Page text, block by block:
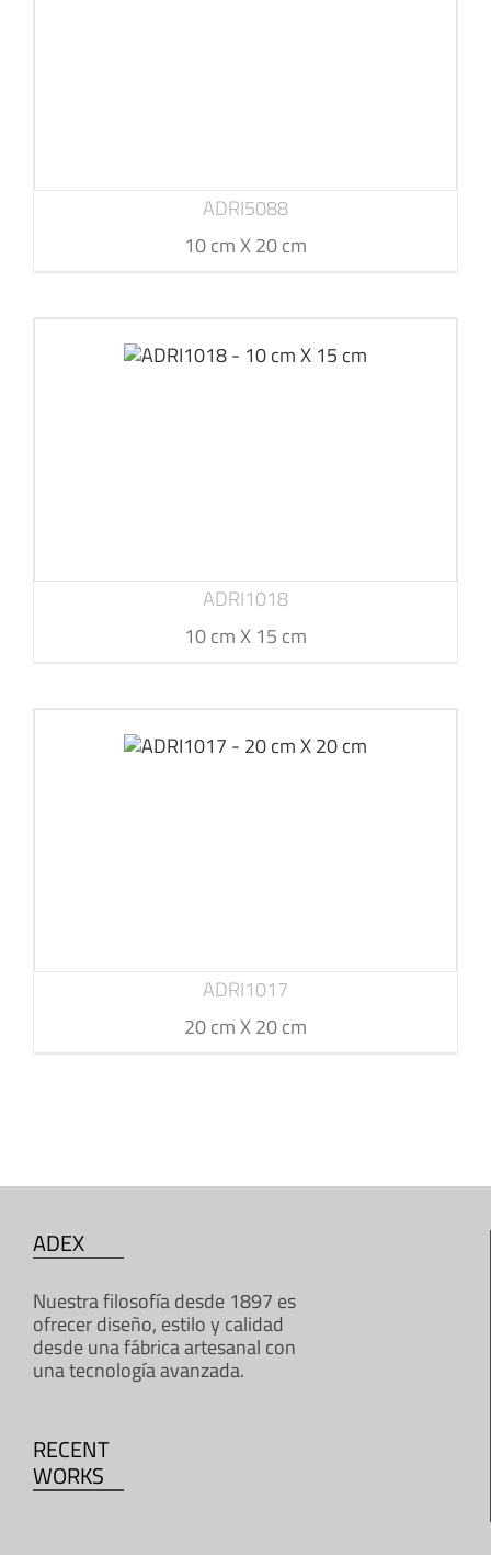
ADRI5088
10 cm X 20 cm
ADRI1018
10 cm X 15 cm
ADRI1017
20 cm X 20 cm
ADEX
Nuestra filosofía desde 1897 es
ofrecer diseño, estilo y calidad
desde una fábrica artesanal con
una tecnología avanzada.
RECENT
WORKS